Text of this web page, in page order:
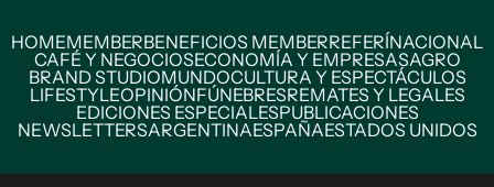
HOMEMEMBERBENEFICIOS MEMBERREFERÍNACIONAL
CAFÉ Y NEGOCIOSECONOMÍA Y EMPRESASAGRO
BRAND STUDIOMUNDOCULTURA Y ESPECTÁCULOS
LIFESTYLEOPINIÓNFÚNEBRESREMATES Y LEGALES
EDICIONES ESPECIALESPUBLICACIONES
NEWSLETTERSARGENTINAESPAÑAESTADOS UNIDOS